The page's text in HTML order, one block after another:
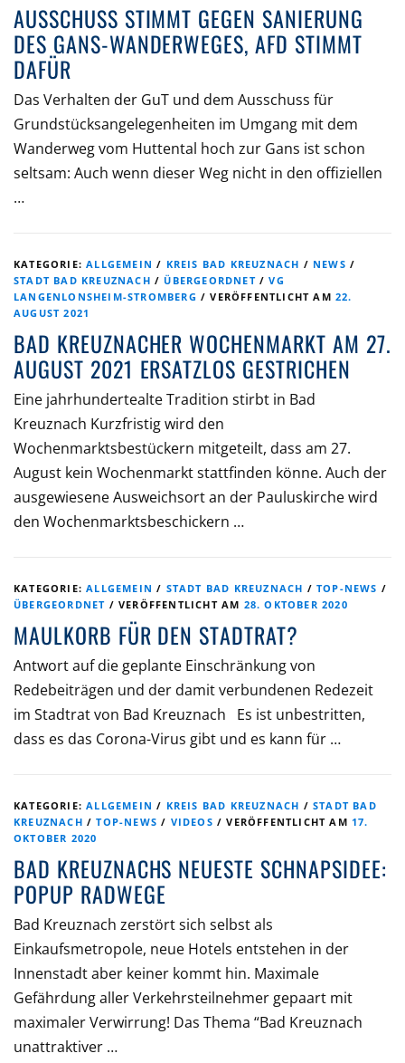
AUSSCHUSS STIMMT GEGEN SANIERUNG
DES GANS-WANDERWEGES, AFD STIMMT
DAFÜR
Das Verhalten der GuT und dem Ausschuss für
Grundstücksangelegenheiten im Umgang mit dem
Wanderweg vom Huttental hoch zur Gans ist schon
seltsam: Auch wenn dieser Weg nicht in den offiziellen
…
KATEGORIE:ALLGEMEIN / KREIS BAD KREUZNACH / NEWS /
STADT BAD KREUZNACH / ÜBERGEORDNET/VG
LANGENLONSHEIM-STROMBERG /VERÖFFENTLICHT AM22.
AUGUST 2021
BAD KREUZNACHER WOCHENMARKT AM 27.
AUGUST 2021 ERSATZLOS GESTRICHEN
Eine jahrhundertealte Tradition stirbt in Bad
Kreuznach Kurzfristig wird den
Wochenmarktsbestückern mitgeteilt, dass am 27.
August kein Wochenmarkt stattfinden könne. Auch der
ausgewiesene Ausweichsort an der Pauluskirche wird
den Wochenmarktsbeschickern …
KATEGORIE:ALLGEMEIN / STADT BAD KREUZNACH /TOP-NEWS /
ÜBERGEORDNET /VERÖFFENTLICHT AM 28. OKTOBER 2020
MAULKORB FÜR DEN STADTRAT?
Antwort auf die geplante Einschränkung von
Redebeiträgen und der damit verbundenen Redezeit
im Stadtrat von Bad Kreuznach Es ist unbestritten,
dass es das Corona-Virus gibt und es kann für …
KATEGORIE:ALLGEMEIN / KREIS BAD KREUZNACH /STADT BAD
KREUZNACH /TOP-NEWS / VIDEOS /VERÖFFENTLICHT AM 17.
OKTOBER 2020
BAD KREUZNACHS NEUESTE SCHNAPSIDEE:
POPUP RADWEGE
Bad Kreuznach zerstört sich selbst als
Einkaufsmetropole, neue Hotels entstehen in der
Innenstadt aber keiner kommt hin. Maximale
Gefährdung aller Verkehrsteilnehmer gepaart mit
maximaler Verwirrung! Das Thema “Bad Kreuznach
unattraktiver …